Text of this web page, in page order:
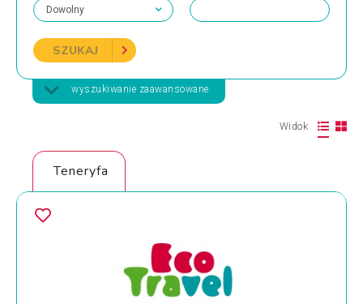
SZUKAJ
wyszukiwanie zaawansowane
Widok
Teneryfa